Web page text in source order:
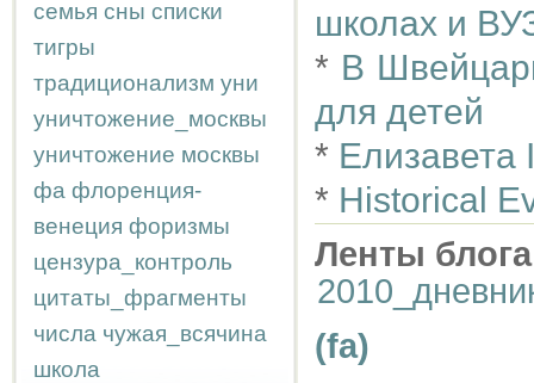
семья сны списки
тигры
традиционализм уни
уничтожение_москвы
уничтожение москвы
фа флоренция-
венеция форизмы
цензура_контроль
цитаты_фрагменты
числа чужая_всячина
школа
школах и
* В
для детей
* Елизавета
* Historical
Ленты
(fa)